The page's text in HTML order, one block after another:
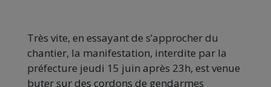
Très vite, en essayant de s’approcher du
chantier, la manifestation, interdite par la
préfecture jeudi 15 juin après 23h, est venue
buter sur des cordons de gendarmes